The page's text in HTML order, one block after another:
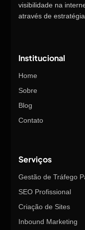
visibilidade na
através de
Institucional
Home
Sobre
Blog
Contato
Serviços
Gestão de Tráfego
SEO Profissional
Criação de Sites
Inbound Marketing